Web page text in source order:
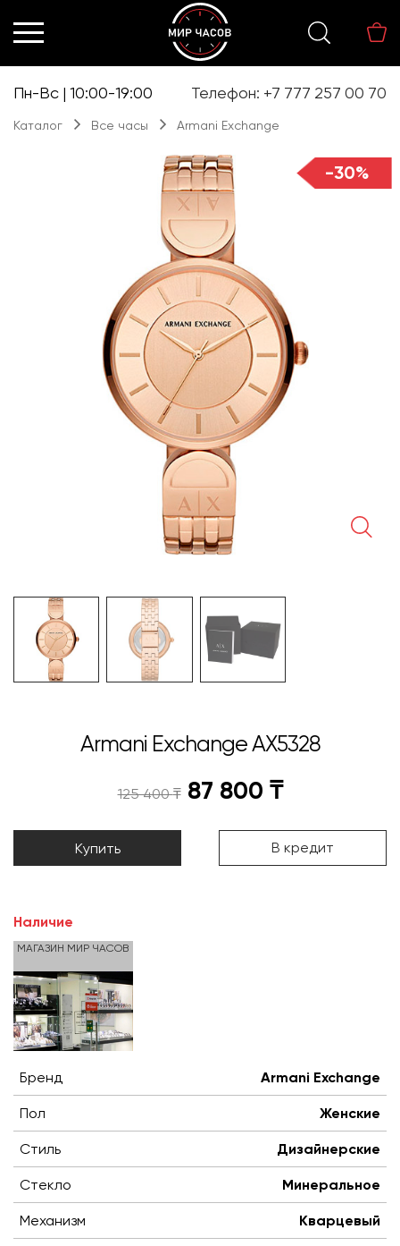
Пн-Вс | 10:00-19:00 Телефон: +7 777 257 00 70
Каталог Все часы Armani Exchange
-30%
Armani Exchange AX5328
125 400₸ 87 800 ₸
Купить В кредит
Наличие
МАГАЗИН МИР ЧАСОВ
Бренд Armani Exchange
Пол Женские
Стиль Дизайнерские
Стекло Минеральное
Механизм Кварцевый